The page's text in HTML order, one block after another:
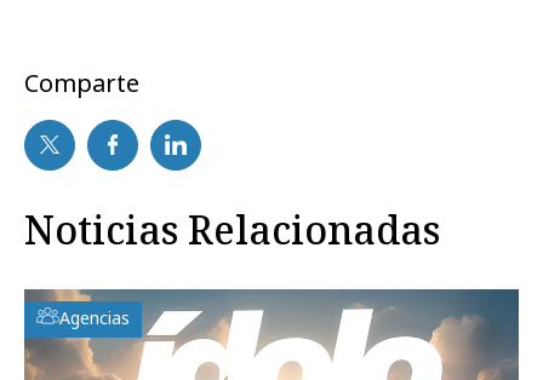
Comparte
Noticias Relacionadas
Agencias